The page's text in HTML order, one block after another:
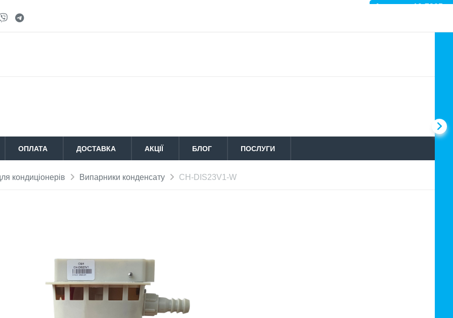
ОПЛАТА ДОСТАВКА АКЦІЇ БЛОГ ПОСЛУГИ
кондиціонерів Випарники конденсату CH-DIS23V1-W
Артикул: 10-7905